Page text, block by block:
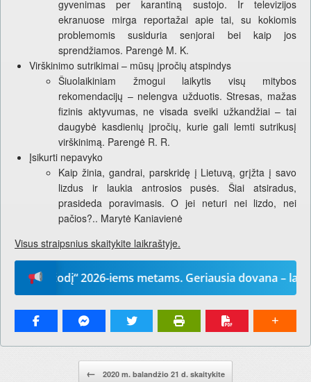
gyvenimas per karantiną sustojo. Ir televizijos
ekranuose mirga reportažai apie tai, su kokiomis
problemomis susiduria senjorai bei kaip jos
sprendžiamos. Parengė M. K.
Virškinimo sutrikimai – mūsų įpročių atspindys
Šiuolaikiniam žmogui laikytis visų mitybos
rekomendacijų – nelengva užduotis. Stresas, mažas
fizinis aktyvumas, ne visada sveiki užkandžiai – tai
daugybė kasdienių įpročių, kurie gali lemti sutrikusį
virškinimą. Parengė R. R.
Įsikurti nepavyko
Kaip žinia, gandrai, parskridę į Lietuvą, grįžta į savo
lizdus ir laukia antrosios pusės. Šiai atsiradus,
prasideda poravimasis. O jei neturi nei lizdo, nei
pačios?.. Marytė Kaniavienė
Visus straipsnius skaitykite laikraštyje.
žodį“ 2026-iems metams. Geriausia dovana – laikraštis!
← 2020 m. balandžio 21 d. skaitykite